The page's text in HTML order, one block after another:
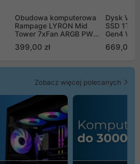
Obudowa komputerowa
Rampage LYRON Mid
Tower 7xFan ARGB PWM
399,00 zł
Dysk WD
SSD 1TB
Gen4
669,00
Zobacz więcej polecanych